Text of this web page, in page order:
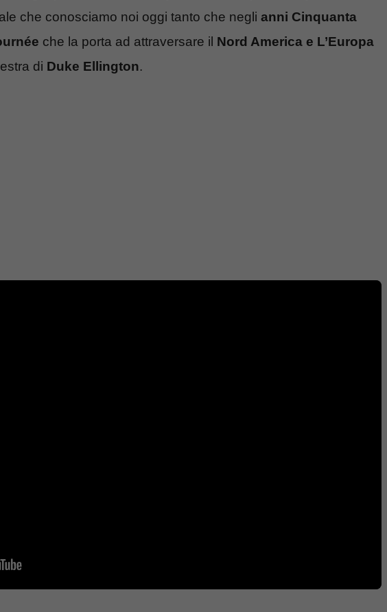
che conosciamo noi oggi tanto che negli anni Cinquanta
che la porta ad attraversare il Nord America e L’Europa
di Duke Ellington.